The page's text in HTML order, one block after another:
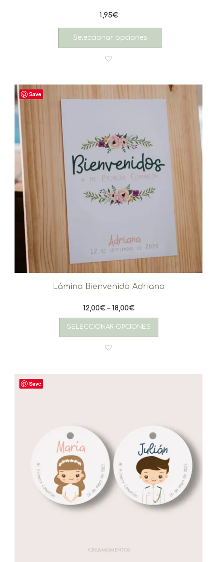
1,95€
Seleccionar opciones
Save
Lámina Bienvenida Adriana
12,00€–18,00€
SELECCIONAR OPCIONES
Este
producto
Save